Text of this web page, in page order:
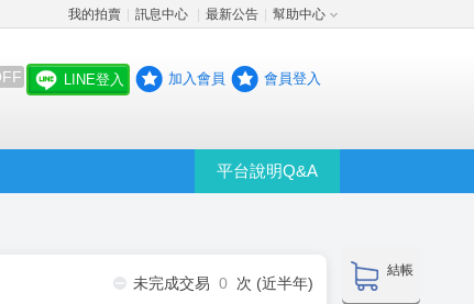
我的拍賣 訊息中心 最新公告 幫助中心
LINE登入 加入會員 會員登入
平台說明Q&A
結帳
未完成交易 0
次 (近半年)